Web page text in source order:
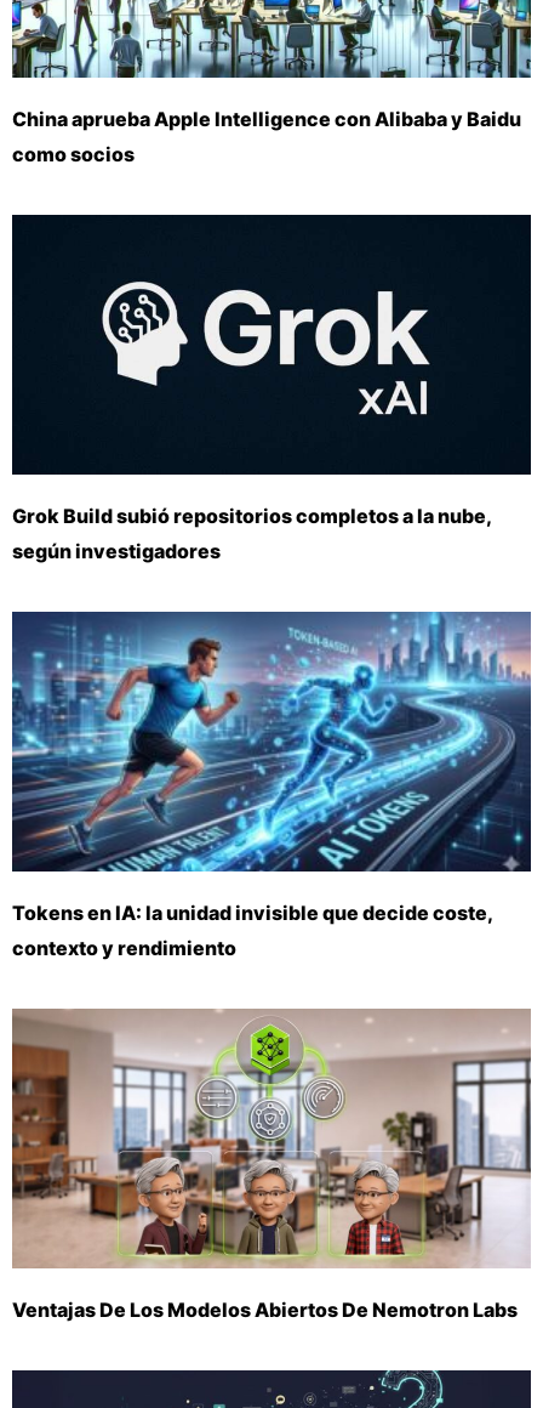
China aprueba Apple Intelligence con Alibaba y Baidu
como socios
Grok Build subió repositorios completos a la nube,
según investigadores
Tokens en IA: la unidad invisible que decide coste,
contexto y rendimiento
Ventajas De Los Modelos Abiertos De Nemotron Labs